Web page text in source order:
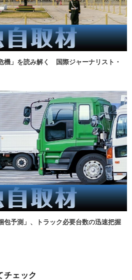
機」を読み解く 国際ジャーナリスト・
包予測」、トラック必要台数の迅速把握
チェック